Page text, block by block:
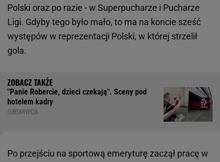
Polski oraz po razie - w Superpucharze i Pucharze
Ligi. Gdyby tego było mało, to ma na koncie sześć
występów w reprezentacji Polski, w której strzelił
gola.
"Panie Robercie, dzieci czekają". Sceny pod
hotelem kadry
SUBSKRYPCJA
Po przejściu na sportową emeryturę zaczął pracę w